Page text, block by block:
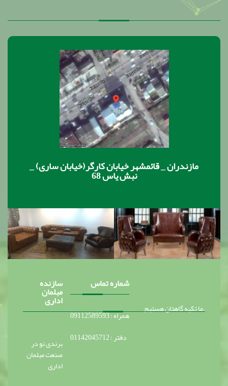
مازندران _ قائمشهر خیابان کارگر(خیابان ساری) _
نبش یاس 68
ما تکیه گاهتان هستیم.
شماره تماس
همراه : 09112589593
دفتر : 01142045712
سازنده
مبلمان
اداری
برندی نو در
صنعت مبلمان
اداری